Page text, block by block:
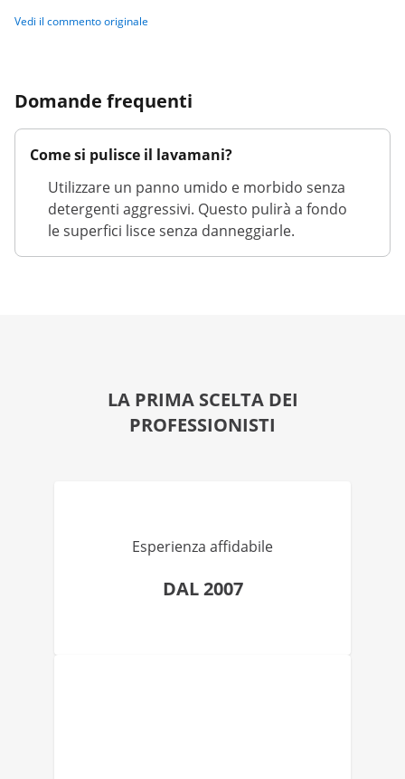
Vedi il commento originale
Domande frequenti
Come si pulisce il lavamani?
Utilizzare un panno umido e morbido senza
detergenti aggressivi. Questo pulirà a fondo
le superfici lisce senza danneggiarle.
LA PRIMA SCELTA DEI
PROFESSIONISTI
Esperienza affidabile
DAL 2007